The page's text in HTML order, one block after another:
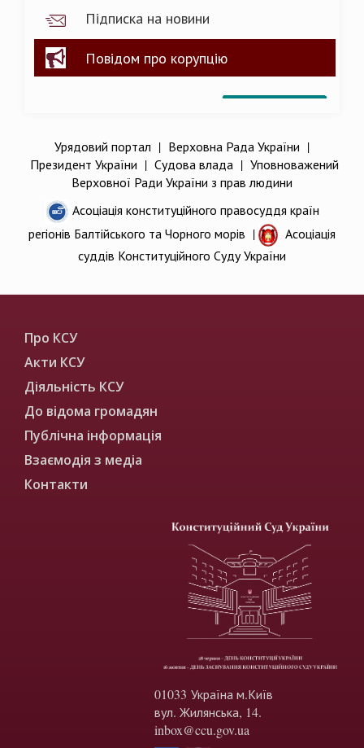
Підписка на новини
Повідом про корупцію
Урядовий портал | Верховна Рада України |
Президент України | Судова влада| Уповноважений
Верховної Ради України з прав людини
Асоціація конституційного правосуддя країн
регіонів Балтійського та Чорного морів |
Асоціація
суддів Конституційного Суду України
Про КСУ
Акти КСУ
Діяльність КСУ
До відома громадян
Публічна інформація
Взаємодія з медіа
Контакти
01033 Україна м.Київ
вул. Жилянська, 14.
inbox@ccu.gov.ua